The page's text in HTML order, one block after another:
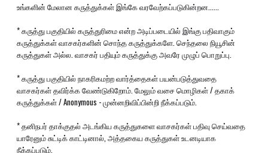
உங்களின் மேலான கருத்துக்கள் இங்கே வரவேற்கப்படுகின்றன......
* கருத்து பகுதியில் கருத்துரிமை என்ற அடிப்படையில் இங்கு பதிவாகும்
கருத்துக்கள் வாசகர்களின் சொந்த கருத்துக்களே. செந்தலை நியூசின்
கருத்துகள் அல்ல. வாசகர் பதியும் கருத்துக்கு அவரே முழுப் பொறுப்பு.
* கருத்து பகுதியில் நாகரிகமற்ற வார்த்தைகள் பயன்படுத்துவதை
வாசகர்கள் தவிர்க்க வேண்டுகிறோம். மேலும் வசை மொழிகள் / தகாக்
கருத்துக்கள் / Anonymous - முன்னறிவிப்பின்றி நீக்கப்படும்.
* தனிநபர் தாக்குதல் அடங்கிய கருத்துகளை வாசகர்கள் பதிவு செய்வதை
யாரேனும் சுட்டிக் காட்டினால், அத்தகைய கருத்துகள் உடனடியாக
நீக்கப்படும்.